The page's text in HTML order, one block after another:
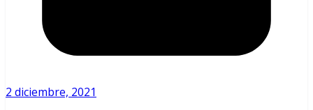
2 diciembre, 2021